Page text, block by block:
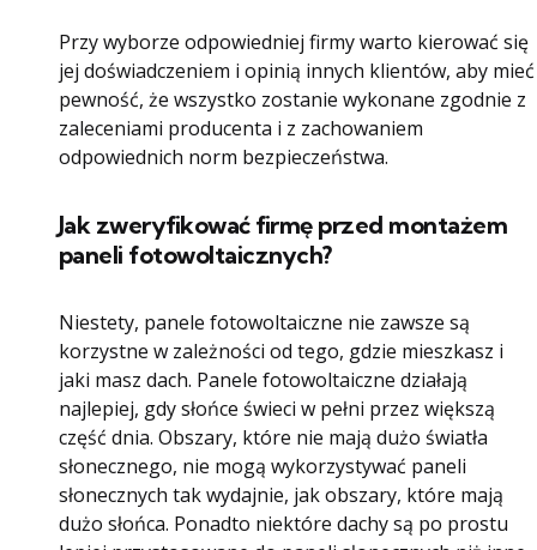
Przy wyborze odpowiedniej firmy warto kierować się
jej doświadczeniem i opinią innych klientów, aby mieć
pewność, że wszystko zostanie wykonane zgodnie z
zaleceniami producenta i z zachowaniem
odpowiednich norm bezpieczeństwa.
Jak zweryfikować firmę przed montażem
paneli fotowoltaicznych?
Niestety, panele fotowoltaiczne nie zawsze są
korzystne w zależności od tego, gdzie mieszkasz i
jaki masz dach. Panele fotowoltaiczne działają
najlepiej, gdy słońce świeci w pełni przez większą
część dnia. Obszary, które nie mają dużo światła
słonecznego, nie mogą wykorzystywać paneli
słonecznych tak wydajnie, jak obszary, które mają
dużo słońca. Ponadto niektóre dachy są po prostu